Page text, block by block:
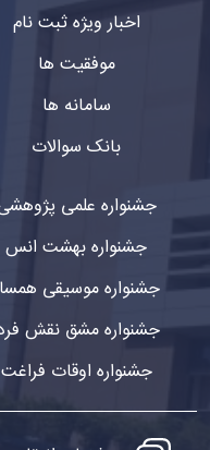
اخبار ویژه ثبت نام
موفقیت ها
سامانه ها
بانک سوالات
جشنواره علمی
جشنواره بهشت انس
جشنواره موسیقی
جشنواره مشق نقش
جشنواره اوقات فراغت